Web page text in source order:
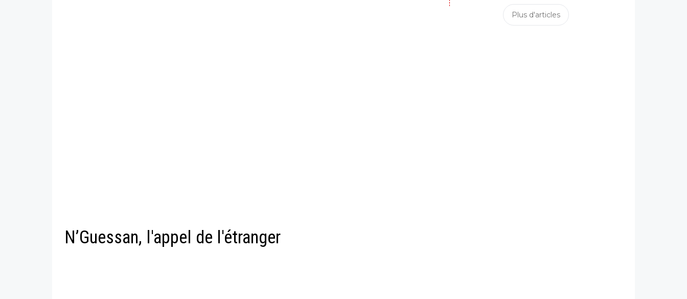
N’Guessan, l'appel de l'étranger
Plus d'articles